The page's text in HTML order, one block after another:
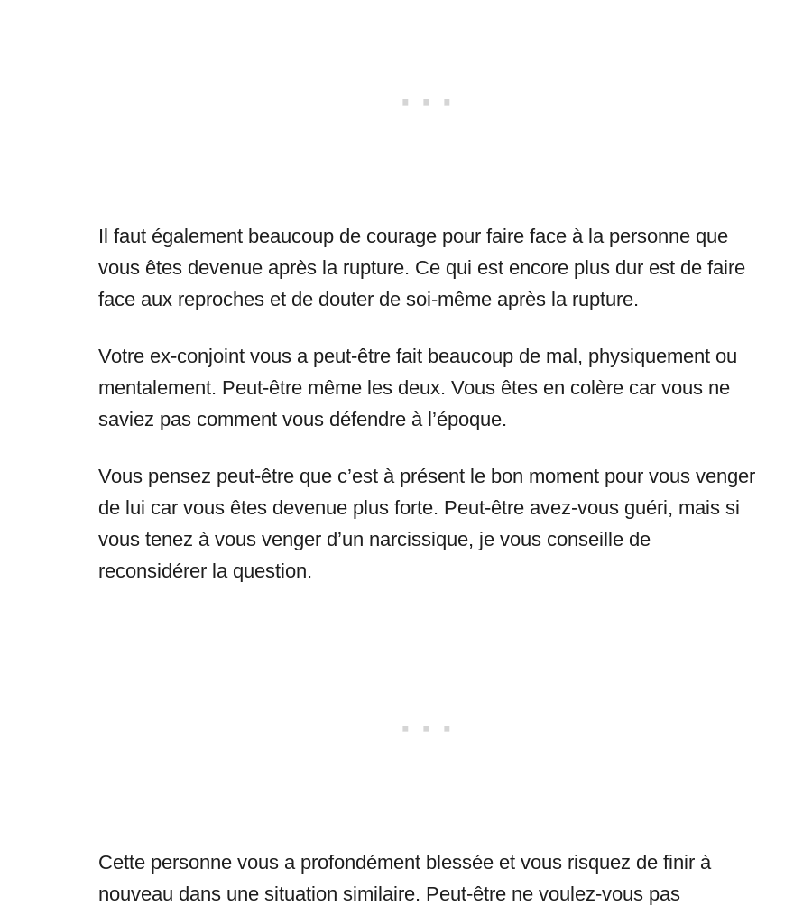
Il faut également beaucoup de courage pour faire face à la personne que
vous êtes devenue après la rupture. Ce qui est encore plus dur est de faire
face aux reproches et de douter de soi-même après la rupture.
Votre ex-conjoint vous a peut-être fait beaucoup de mal, physiquement ou
mentalement. Peut-être même les deux. Vous êtes en colère car vous ne
saviez pas comment vous défendre à l’époque.
Vous pensez peut-être que c’est à présent le bon moment pour vous venger
de lui car vous êtes devenue plus forte. Peut-être avez-vous guéri, mais si
vous tenez à vous venger d’un narcissique, je vous conseille de
reconsidérer la question.
Cette personne vous a profondément blessée et vous risquez de finir à
nouveau dans une situation similaire. Peut-être ne voulez-vous pas